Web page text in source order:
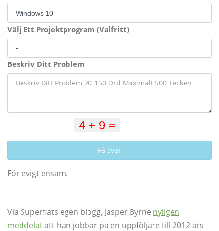
Välj Ett Projektprogram (Valfritt)
Beskriv Ditt Problem
Få Svar
För evigt ensam.
Via Superflats egen blogg, Jasper Byrne nyligen
meddelatatt han jobbar på en uppföljare till 2012 års